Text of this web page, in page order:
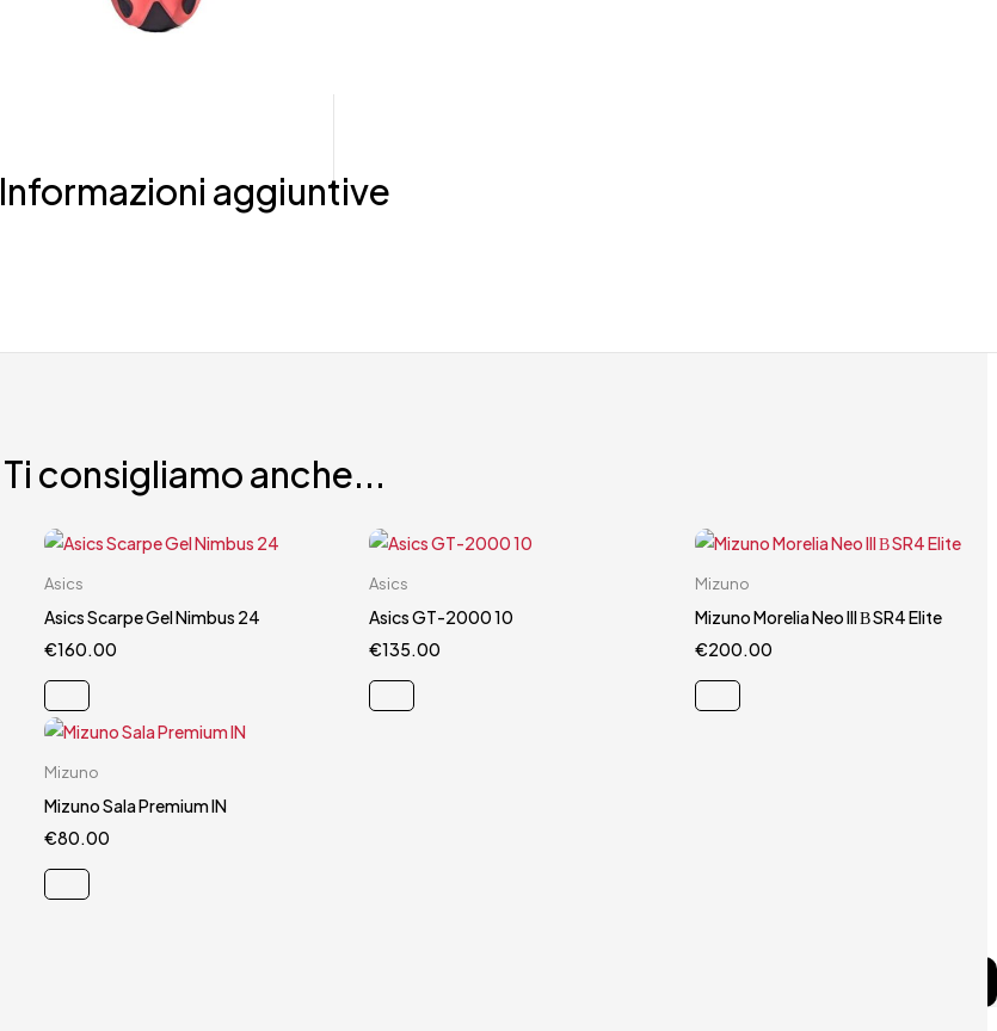
Informazioni aggiuntive
Ti consigliamo anche...
44
44.5
Asics
Asics Scarpe Gel Nimbus 24
€160.00
40.5
Asics
Asics GT-2000 10
€135.00
40.5
Mizuno
Mizuno Morelia Neo III Β SR4 Elite
€200.00
44.5
Mizuno
Mizuno Sala Premium IN
€80.00